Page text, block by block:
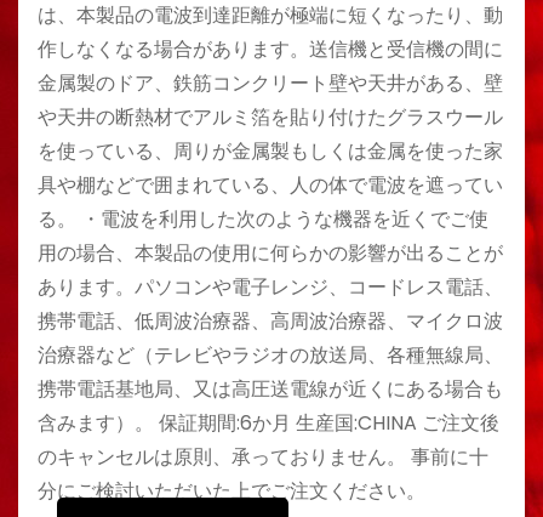
は、本製品の電波到達距離が極端に短くなったり、動
作しなくなる場合があります。送信機と受信機の間に
金属製のドア、鉄筋コンクリート壁や天井がある、壁
や天井の断熱材でアルミ箔を貼り付けたグラスウール
を使っている、周りが金属製もしくは金属を使った家
具や棚などで囲まれている、人の体で電波を遮ってい
る。 ・電波を利用した次のような機器を近くでご使
用の場合、本製品の使用に何らかの影響が出ることが
あります。パソコンや電子レンジ、コードレス電話、
携帯電話、低周波治療器、高周波治療器、マイクロ波
治療器など（テレビやラジオの放送局、各種無線局、
携帯電話基地局、又は高圧送電線が近くにある場合も
含みます）。 保証期間:6か月 生産国:CHINA ご注文後
のキャンセルは原則、承っておりません。 事前に十
分にご検討いただいた上でご注文ください。